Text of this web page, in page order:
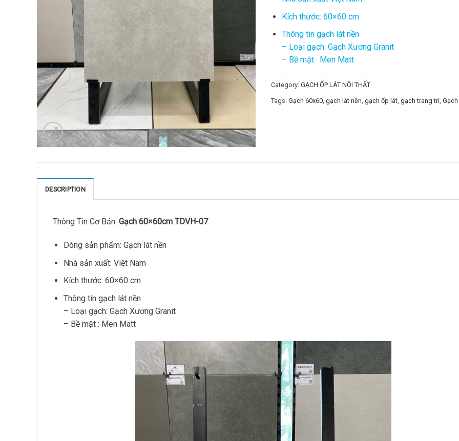
Kích thước: 60×60 cm
Thông tin gạch lát nền
– Loại gạch: Gạch Xương Granit
– Bề mặt : Men Matt
Category: GẠCH ỐP LÁT NỘI THẤT
Tags: Gạch 60x60 gạch lát nền gạch ốp lát gạch trang trí
DESCRIPTION
Thông Tin Cơ Bản: Gạch 60×60cm TDVH-07
Dòng sản phẩm: Gạch lát nền
Nhà sản xuất: Việt Nam
Kích thước: 60×60 cm
Thông tin gạch lát nền
– Loại gạch: Gạch Xương Granit
– Bề mặt : Men Matt